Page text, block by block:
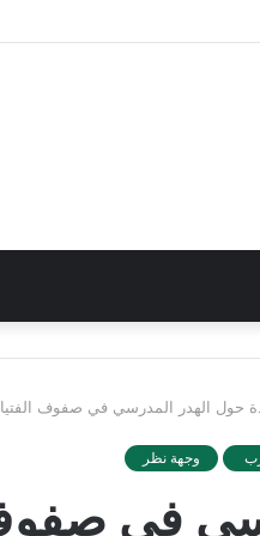
حول الهدر المدرسي في صفوف
وجهة نظر
في